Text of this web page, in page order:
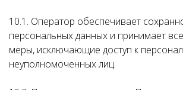
10.1. Оператор обеспечивает
персональных данных и принимает
меры, исключающие доступ к
неуполномоченных лиц.